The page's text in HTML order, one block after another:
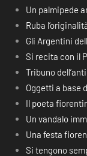
Un palmipede
Ruba
Gli Argentini
Si recita con il
Tribuno
Oggetti a base
Il poeta
Un vandalo
Una festa
Si tengono